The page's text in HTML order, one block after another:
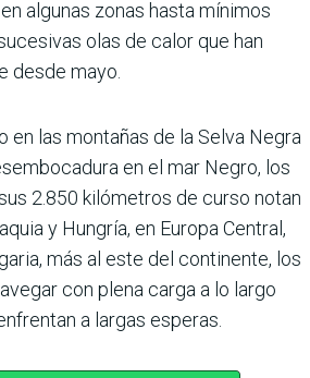
algunas zonas hasta mínimos
olas de calor que han
desde mayo.
en las montañas de la Selva Negra
en el mar Negro, los
2.850 kilómetros de curso notan
y Hungría, en Europa Central,
más al este del continente, los
con plena carga a lo largo
a largas esperas.